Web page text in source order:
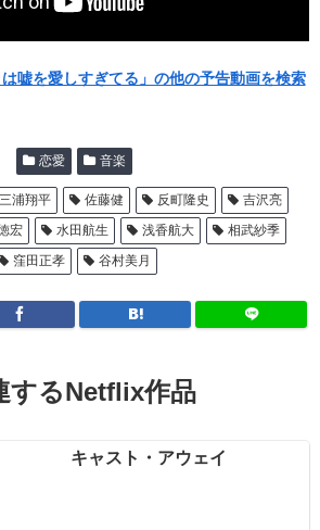
嘘を愛しすぎてる」の他の予告動画を検索
恋愛 音楽
三浦翔平 佐藤健 反町隆史
吉沢亮
宏 水田航生 浅香航大
相武紗季
窪田正孝
谷村美月
するNetflix作品
キャスト・アウェイ